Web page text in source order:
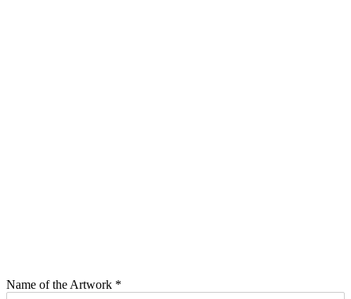
Name of the Artwork *